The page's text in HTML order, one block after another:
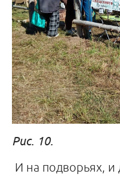
Рис. 10.
И на подворьях, и